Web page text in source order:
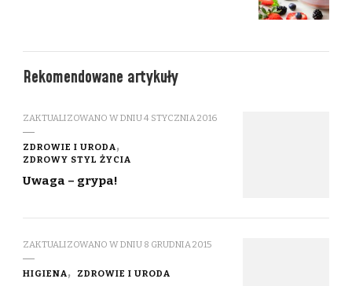
Rekomendowane artykuły
ZAKTUALIZOWANO W DNIU4 STYCZNIA 2016
ZDROWIE I URODA
ZDROWY STYL ŻYCIA
Uwaga – grypa!
ZAKTUALIZOWANO W DNIU 8 GRUDNIA 2015
HIGIENA ZDROWIE I URODA